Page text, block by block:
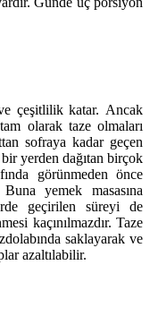
çeşitlilik katar. Ancak
olarak taze olmaları
sofraya kadar geçen
yerden dağıtan birçok
görünmeden önce
yemek masasına
geçirilen süreyi de
kaçınılmazdır. Taze
saklayarak ve
azaltılabilir.